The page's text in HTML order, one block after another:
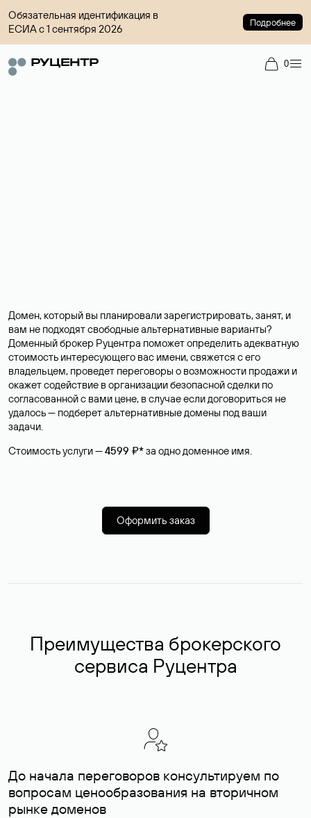
Обязательная идентификация в
ЕСИА с 1 сентября 2026
Подробнее
0
Домен, который вы планировали зарегистрировать, занят, и
вам не подходят свободные альтернативные варианты?
Доменный брокер Руцентра поможет определить адекватную
стоимость интересующего вас имени, свяжется с его
владельцем, проведет переговоры о возможности продажи и
окажет содействие в организации безопасной сделки по
согласованной с вами цене, в случае если договориться не
удалось — подберет альтернативные домены под ваши
задачи.
Стоимость услуги —4599 ₽*за одно доменное имя.
Оформить заказ
Преимущества брокерского
сервиса Руцентра
До начала переговоров консультируем по
вопросам ценообразования на вторичном
рынке доменов